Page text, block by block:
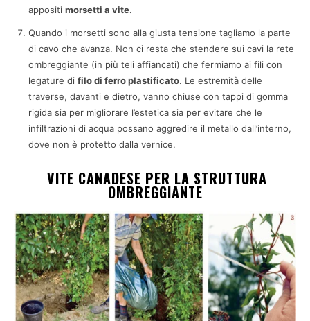
appositi morsetti a vite.
Quando i morsetti sono alla giusta tensione tagliamo la parte
di cavo che avanza. Non ci resta che stendere sui cavi la rete
ombreggiante (in più teli affiancati) che fermiamo ai fili con
legature di filo di ferro plastificato. Le estremità delle
traverse, davanti e dietro, vanno chiuse con tappi di gomma
rigida sia per migliorare l’estetica sia per evitare che le
infiltrazioni di acqua possano aggredire il metallo dall’interno,
dove non è protetto dalla vernice.
VITE CANADESE PER LA STRUTTURA
OMBREGGIANTE